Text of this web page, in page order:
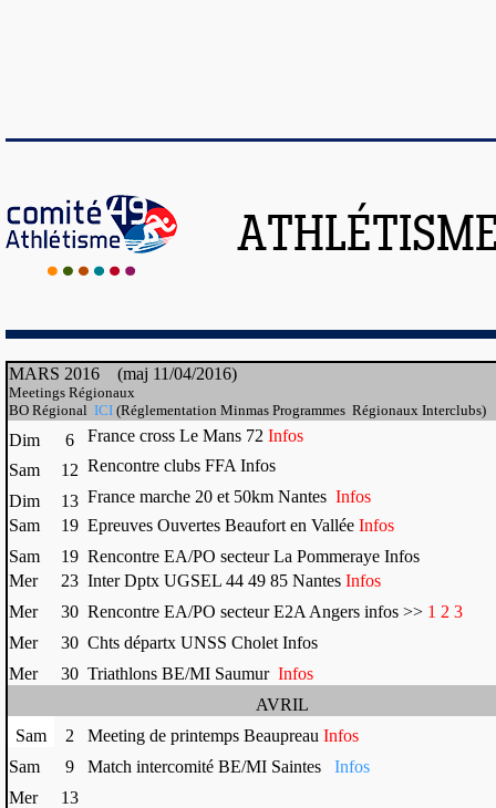
MARS 2016 (maj 11/04/2016)
Meetings Régionaux
BO Régional ICI (Réglementation Minmas Programmes Régionaux Interclubs)
Dim 6 France cross Le Mans 72 Infos
Sam
12 Rencontre clubs FFA Infos
Dim
13 France marche 20 et 50km Nantes Infos
Sam
19 Epreuves Ouvertes Beaufort en Vallée Infos
Sam
19 Rencontre EA/PO secteur La Pommeraye Infos
Mer
23 Inter Dptx UGSEL 44 49 85 Nantes Infos
Mer
30 Rencontre EA/PO secteur E2A Angers infos >> 1 2 3
Mer
30 Chts départx UNSS Cholet Infos
Mer
30 Triathlons BE/MI Saumur Infos
AVRIL
Sam
2 Meeting de printemps Beaupreau Infos
Sam
9 Match intercomité BE/MI Saintes Infos
Mer
13